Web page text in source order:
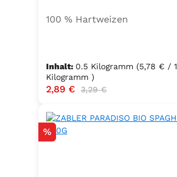
100 % Hartweizen
Inhalt: 0.5 Kilogramm (5,78 € / 1
Kilogramm )
Verkaufspreis:
2,89 € Regulärer Preis:
3,29 €
Rabatt
%